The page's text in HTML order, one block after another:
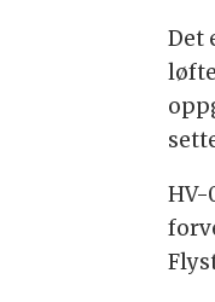
Det
HV-